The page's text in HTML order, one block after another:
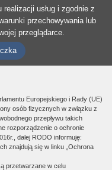
usług i zgodnie z
przechowywania lub
przeglądarce.
Europejskiego i Rady (UE)
osób fizycznych w związku z
przepływu takich
rozporządzenie o ochronie
dalej RODO informuję:
znajdują się w linku „Ochrona
przetwarzane w celu